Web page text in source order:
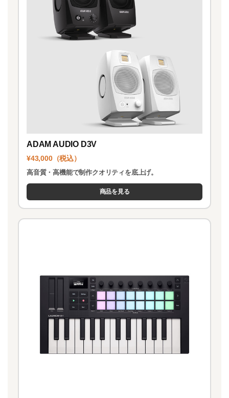
ADAM AUDIO D3V
¥43,000（税込）
高音質・高機能で制作クオリティを底上げ。
商品を見る